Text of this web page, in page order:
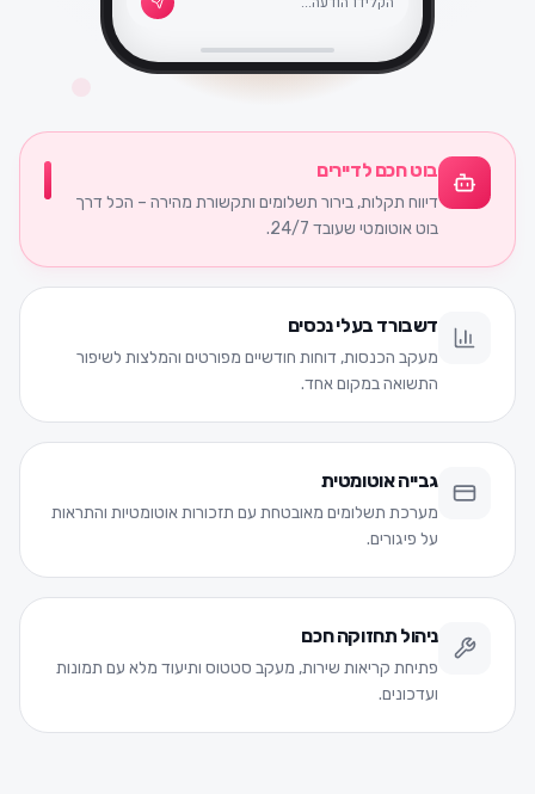
בוט חכם לדיירים
דיווח תקלות, בירור תשלומים ותקשורת מהירה – הכל דרך
בוט אוטומטי שעובד 24/7.
דשבורד בעלי נכסים
מעקב הכנסות, דוחות חודשיים מפורטים והמלצות לשיפור
התשואה במקום אחד.
גבייה אוטומטית
מערכת תשלומים מאובטחת עם תזכורות אוטומטיות והתראות
על פיגורים.
ניהול תחזוקה חכם
פתיחת קריאות שירות, מעקב סטטוס ותיעוד מלא עם תמונות
ועדכונים.